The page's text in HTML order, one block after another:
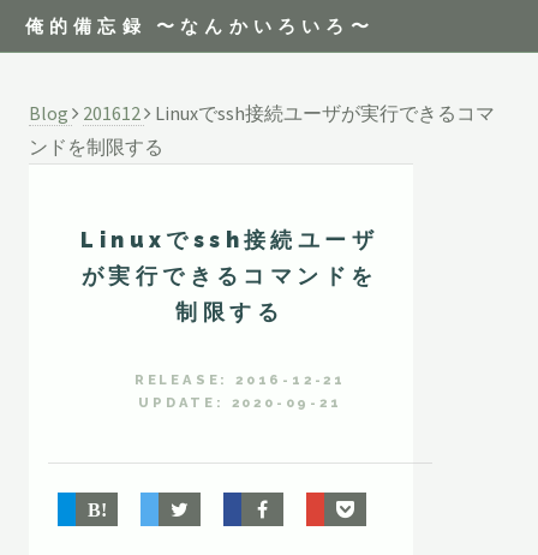
俺的備忘録 〜なんかいろいろ〜
Blog 201612
Linuxでssh接続ユーザが実行できるコマ
ンドを制限する
Linuxでssh接続ユーザ
が実行できるコマンドを
制限する
RELEASE: 2016-12-21
UPDATE: 2020-09-21